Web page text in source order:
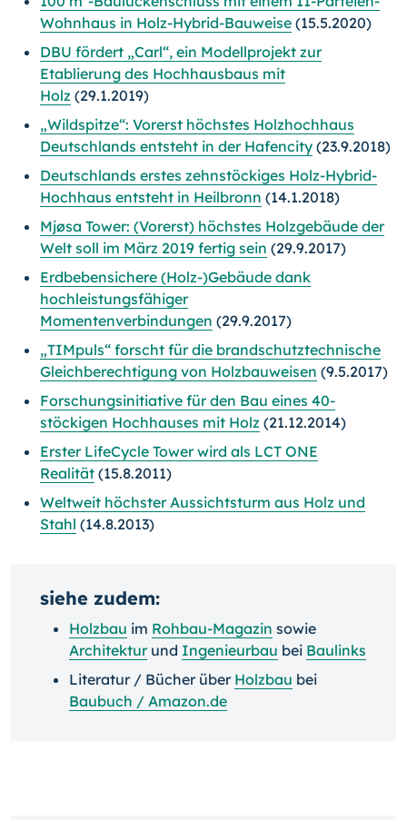
Wohnhaus in Holz-Hybrid-Bauweise (15.5.2020)
DBU fördert „Carl“, ein Modellprojekt zur
Etablierung des Hochhausbaus mit
Holz (29.1.2019)
„Wildspitze“: Vorerst höchstes Holzhochhaus
Deutschlands entsteht in der Hafencity (23.9.2018)
Deutschlands erstes zehnstöckiges Holz-Hybrid-
Hochhaus entsteht in Heilbronn (14.1.2018)
Mjøsa Tower: (Vorerst) höchstes Holzgebäude der
Welt soll im März 2019 fertig sein (29.9.2017)
Erdbebensichere (Holz-)Gebäude dank
hochleistungsfähiger
Momentenverbindungen (29.9.2017)
„TIMpuls“ forscht für die brandschutztechnische
Gleichberechtigung von Holzbauweisen (9.5.2017)
Forschungsinitiative für den Bau eines 40-
stöckigen Hochhauses mit Holz (21.12.2014)
Erster LifeCycle Tower wird als LCT ONE
Realität (15.8.2011)
Weltweit höchster Aussichtsturm aus Holz und
Stahl (14.8.2013)
siehe zudem:
Holzbau im Rohbau-Magazin sowie
Architekturund Ingenieurbau bei Baulinks
Literatur / Bücher über Holzbau bei
Baubuch / Amazon.de